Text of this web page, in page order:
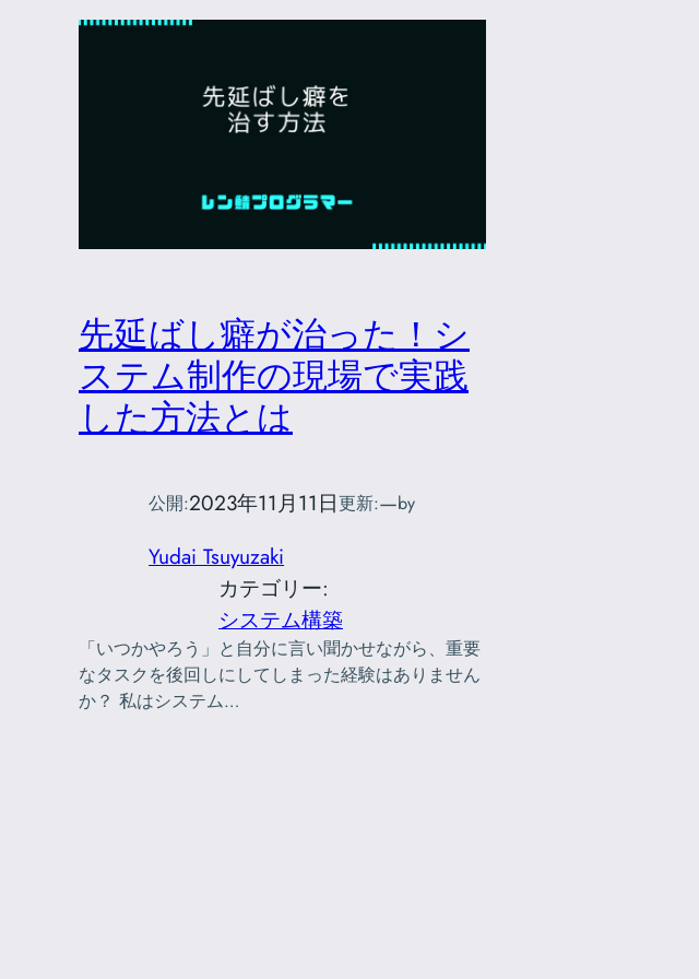
先延ばし癖が治った！シ
ステム制作の現場で実践
した方法とは
公開:2023年11月11日更新:—by
Yudai Tsuyuzaki
カテゴリー:
システム構築
「いつかやろう」と自分に言い聞かせながら、重要
なタスクを後回しにしてしまった経験はありません
か？ 私はシステム…